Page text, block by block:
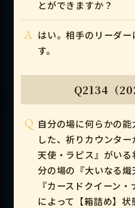
とができますか？
A はい。相手のリーダ
す。
Q2134（
Q 自分の場に何らかの
した、祈りカウンタ
天使・ラピス』がい
分の場の『大いなる
『カースドクイーン
によって【箱詰め】